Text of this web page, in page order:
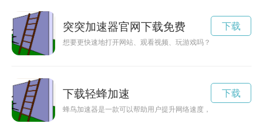
突突加速器官网下载免费
想要更快速地打开网站、观看视频、玩游戏吗？突突加速器就
下载
下载轻蜂加速
蜂鸟加速器是一款可以帮助用户提升网络速度，实现高速稳定
下载